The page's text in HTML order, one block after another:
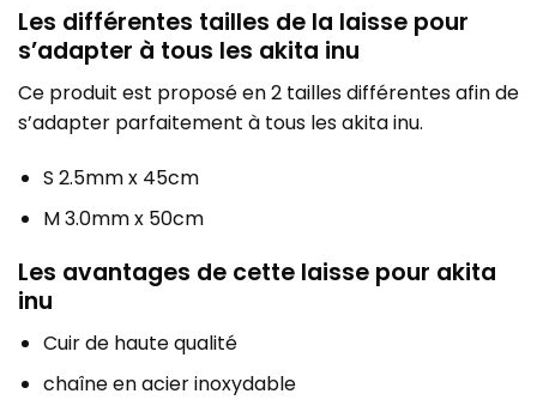
Les différentes tailles de la laisse pour
s’adapter à tous les akita inu
Ce produit est proposé en 2 tailles différentes afin de
s’adapter parfaitement à tous les akita inu.
S 2.5mm x 45cm
M 3.0mm x 50cm
Les avantages de cette laisse pour akita
inu
Cuir de haute qualité
chaîne en acier inoxydable